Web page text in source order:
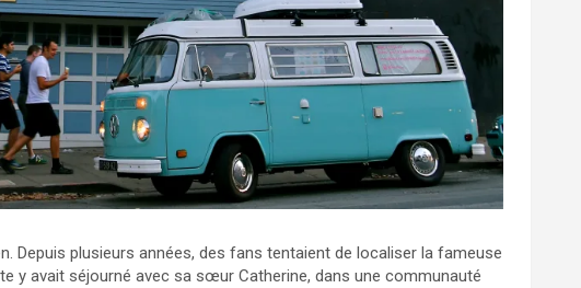
Depuis plusieurs années, des fans tentaient de localiser la fameuse
y avait séjourné avec sa sœur Catherine, dans une communauté